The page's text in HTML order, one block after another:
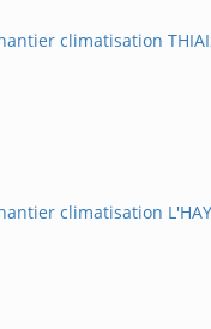
climatisation
climatisation L'HAY-